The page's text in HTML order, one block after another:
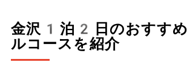
金沢1泊2日のおすすめ
ルコースを紹介